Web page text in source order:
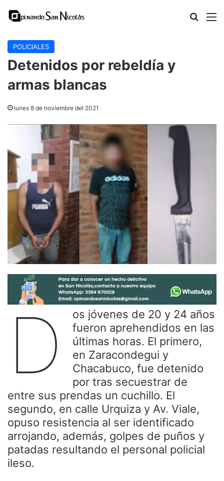
Buscar
POLICIALES
Detenidos por rebeldía y
armas blancas
lunes 8 de noviembre del 2021
D
os jóvenes de 20 y 24 años
fueron aprehendidos en las
últimas horas. El primero,
en Zaracondegui y
Chacabuco, fue detenido
por tras secuestrar de
entre sus prendas un cuchillo. El
segundo, en calle Urquiza y Av. Viale,
opuso resistencia al ser identificado
arrojando, además, golpes de puños y
patadas resultando el personal policial
ileso.